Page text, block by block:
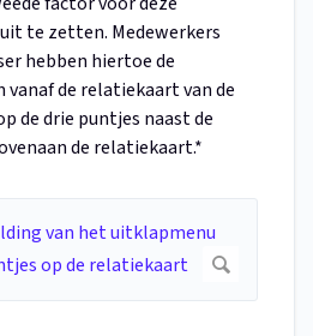
te zetten. Medewerkers
hebben hiertoe de
vanaf de relatiekaart van de
de drie puntjes naast de
de relatiekaart.*